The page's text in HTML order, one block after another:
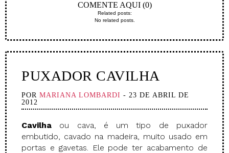
COMENTE AQUI (0)
Related posts:
No related posts.
PUXADOR CAVILHA
POR MARIANA LOMBARDI - 23 DE ABRIL DE
2012
Cavilha ou cava, é um tipo de puxador
embutido, cavado na madeira, muito usado em
portas e gavetas. Ele pode ter acabamento de